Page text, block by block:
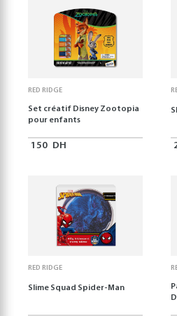
RED RIDGE
Set créatif Disney Zootopia
pour enfants
150 DH
RED RIDGE
Slime Squad Spider-Man